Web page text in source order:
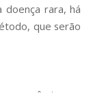
doença rara, há
que serão